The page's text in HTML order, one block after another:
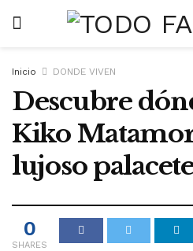
Inicio DONDE VIVEN
Descubre
Kiko
lujoso
0
SHARES